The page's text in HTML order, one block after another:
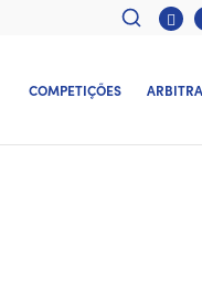
COMPETIÇÕES